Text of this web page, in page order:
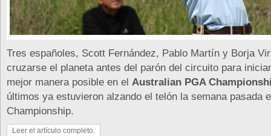
Tres españoles, Scott Fernández, Pablo Martín y Borja
cruzarse el planeta antes del parón del circuito para
mejor manera posible en el Australian PGA
últimos ya estuvieron alzando el telón la semana pasada
Championship.
Leer el artículo completo.